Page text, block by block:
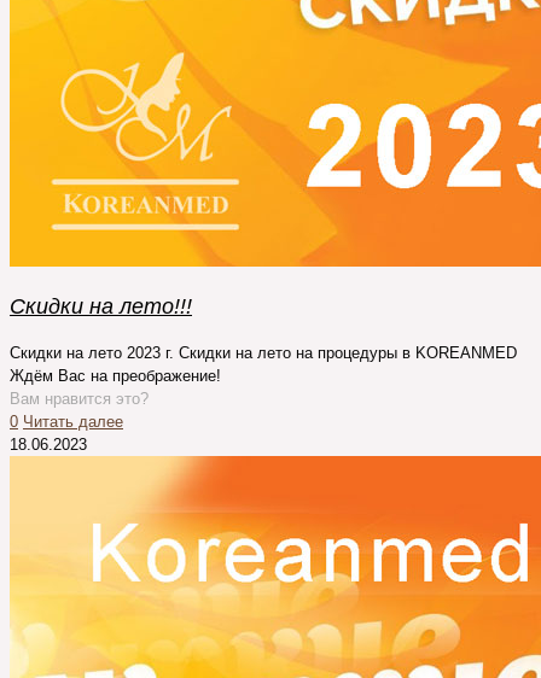
Скидки на лето!!!
Скидки на лето 2023 г. Скидки на лето на процедуры в KOREANMED
Ждём Вас на преображение!
Вам нравится это?
0 Читать далее
18.06.2023